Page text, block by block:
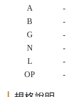
A
-
B
-
G
-
N
-
L
-
OP
-